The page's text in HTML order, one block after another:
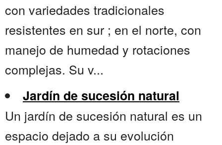
con variedades tradicionales
resistentes en sur ; en el norte, con
manejo de humedad y rotaciones
complejas. Su v...
Jardín de sucesión natural
Un jardín de sucesión natural es un
espacio dejado a su evolución